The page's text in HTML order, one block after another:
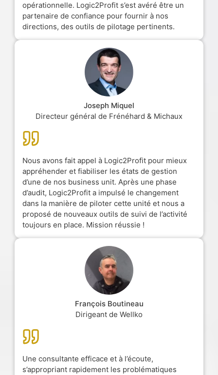
opérationnelle. Logic2Profit s’est avéré être un
partenaire de confiance pour fournir à nos
directions, des outils de pilotage pertinents.
Joseph Miquel
Directeur général de Frénéhard & Michaux
Nous avons fait appel à Logic2Profit pour mieux
appréhender et fiabiliser les états de gestion
d’une de nos business unit. Après une phase
d’audit, Logic2Profit a impulsé le changement
dans la manière de piloter cette unité et nous a
proposé de nouveaux outils de suivi de l’activité
toujours en place. Mission réussie !
François Boutineau
Dirigeant de Wellko
Une consultante efficace et à l’écoute,
s’appropriant rapidement les problématiques